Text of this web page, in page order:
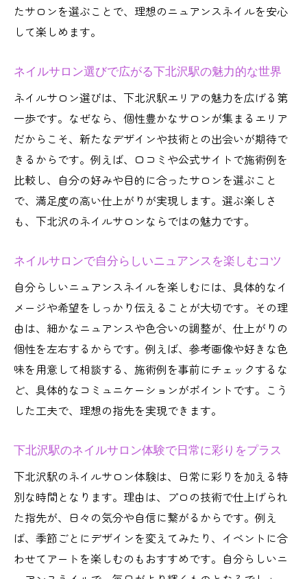
下北沢駅ネイルサロンが提案する新作デザ
インを解説
スネイル
ネイルケアも充実した下北沢駅周辺の魅力
ネイルサロンで叶える指先の美と健康の両
立術
下北沢駅周辺ネイルサロンのケアサービス
徹底比較
ネイルサロンで受けられる本格的ネイルケ
アの特徴
健康志向のネイルサロンが人気の理由を解
ネイルサロンで続く美しい仕上がりと爪の
健康管理
下北沢駅エリアで支持されるネイルケアサ
ロンの選び方
個性派におすすめのネイルサロン選び方
ネイルサロン選びで個性派デザインを楽し
下北沢駅で見つかる個性重視ネイルサロン
の魅力
ネイルサロンの比較で分かる自分だけの特
別体験
ネイルサロンで叶えるオリジナルデザイン
の選び方
たサロンを選ぶことで、理想のニュアンスネイルを安心
して楽しめます。
ネイルサロン選びで広がる下北沢駅の魅力的な世界
ネイルサロン選びは、下北沢駅エリアの魅力を広げる第
一歩です。なぜなら、個性豊かなサロンが集まるエリア
だからこそ、新たなデザインや技術との出会いが期待で
きるからです。例えば、口コミや公式サイトで施術例を
比較し、自分の好みや目的に合ったサロンを選ぶこと
で、満足度の高い仕上がりが実現します。選ぶ楽しさ
も、下北沢のネイルサロンならではの魅力です。
ネイルサロンで自分らしいニュアンスを楽しむコツ
自分らしいニュアンスネイルを楽しむには、具体的なイ
メージや希望をしっかり伝えることが大切です。その理
由は、細かなニュアンスや色合いの調整が、仕上がりの
個性を左右するからです。例えば、参考画像や好きな色
味を用意して相談する、施術例を事前にチェックするな
ど、具体的なコミュニケーションがポイントです。こう
した工夫で、理想の指先を実現できます。
下北沢駅のネイルサロン体験で日常に彩りをプラス
下北沢駅のネイルサロン体験は、日常に彩りを加える特
別な時間となります。理由は、プロの技術で仕上げられ
た指先が、日々の気分や自信に繋がるからです。例え
ば、季節ごとにデザインを変えてみたり、イベントに合
わせてアートを楽しむのもおすすめです。自分らしいニ